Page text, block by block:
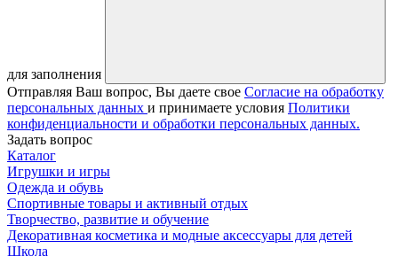
для заполнения
Отправляя Ваш вопрос, Вы даете свое Согласие на обработку
персональных данных и принимаете условия Политики
конфиденциальности и обработки персональных данных.
Задать вопрос
Каталог
Игрушки и игры
Одежда и обувь
Спортивные товары и активный отдых
Творчество, развитие и обучение
Декоративная косметика и модные аксессуары для детей
Школа